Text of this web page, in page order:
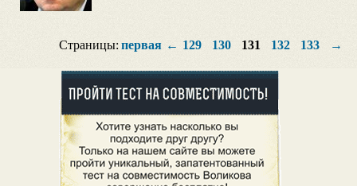
Страницы: первая ← 129 130 131 132 133 →